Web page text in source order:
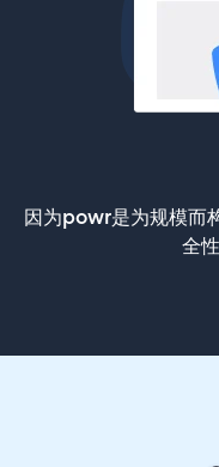
因为powr是为规模而
全